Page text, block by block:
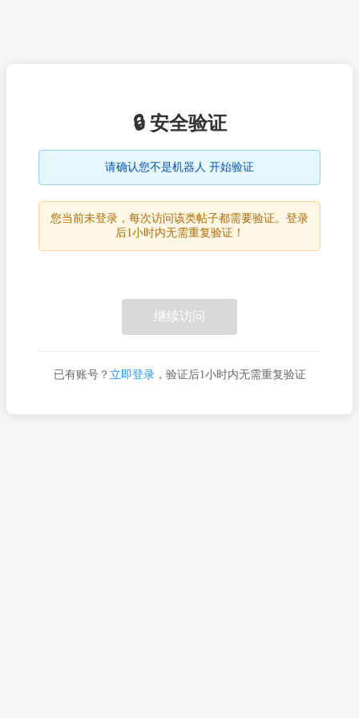
🔒 安全验证
请确认您不是机器人 开始验证
您当前未登录，每次访问该类帖子都需要验证。登录
后1小时内无需重复验证！
继续访问
已有账号？ 立即登录，验证后1小时内无需重复验证